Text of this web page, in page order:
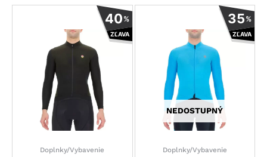
40%
ZĽAVA
Doplnky/Vybavenie
Tento
produkt
má
35%
ZĽAVA
NEDOSTUPNÝ
Doplnky/Vybavenie
Tento
produkt
má